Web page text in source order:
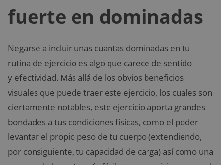
fuerte en dominadas
Negarse a incluir unas cuantas dominadas en tu
rutina de ejercicio es algo que carece de sentido
y efectividad. Más allá de los obvios beneficios
visuales que puede traer este ejercicio, los cuales son
ciertamente notables, este ejercicio aporta grandes
bondades a tus condiciones físicas, como el poder
levantar el propio peso de tu cuerpo (extendiendo,
por consiguiente, tu capacidad de carga) así como una